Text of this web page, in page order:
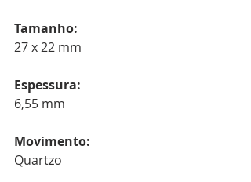
Tamanho:
27 x 22 mm
Espessura:
6,55 mm
Movimento:
Quartzo